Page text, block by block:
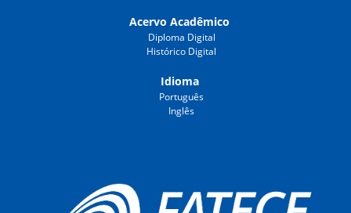
Acervo Acadêmico
Diploma Digital
Histórico Digital
Idioma
Português
Inglês